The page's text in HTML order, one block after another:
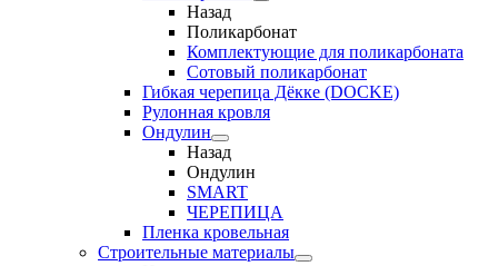
Назад
Поликарбонат
Комплектующие для поликарбоната
Сотовый поликарбонат
Гибкая черепица Дёкке (DOCKE)
Рулонная кровля
Ондулин
Назад
Ондулин
SMART
ЧЕРЕПИЦА
Пленка кровельная
Строительные материалы